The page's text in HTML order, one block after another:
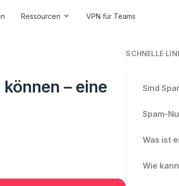
Ressourcen VPN für Teams
– eine
SCHNELLE
Sind
Spam-
Was ist
Wie